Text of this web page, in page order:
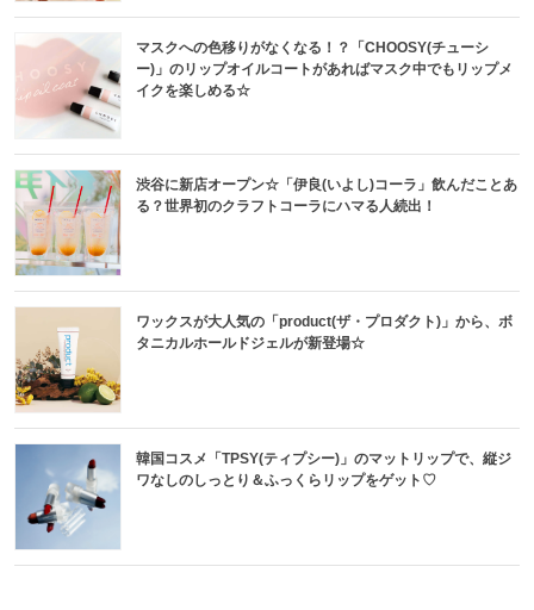
マスクへの色移りがなくなる！？「CHOOSY(チューシ
ー)」のリップオイルコートがあればマスク中でもリップメ
イクを楽しめる☆
渋谷に新店オープン☆「伊良(いよし)コーラ」飲んだことあ
る？世界初のクラフトコーラにハマる人続出！
ワックスが大人気の「product(ザ・プロダクト)」から、ボ
タニカルホールドジェルが新登場☆
韓国コスメ「TPSY(ティプシー)」のマットリップで、縦ジ
ワなしのしっとり＆ふっくらリップをゲット♡